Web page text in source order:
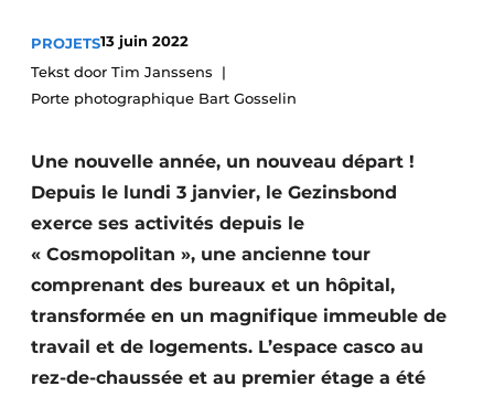
Video’s
Construction bois
Contrôle d’accès
Éclairage
Fondations
Façades
PROJETS13 juin 2022
Tekst door Tim Janssens
Porte photographique Bart Gosselin
Une nouvelle année, un nouveau départ !
Depuis le lundi 3 janvier, le Gezinsbond
exerce ses activités depuis le
« Cosmopolitan », une ancienne tour
comprenant des bureaux et un hôpital,
transformée en un magnifique immeuble de
travail et de logements. L’espace casco au
rez-de-chaussée et au premier étage a été